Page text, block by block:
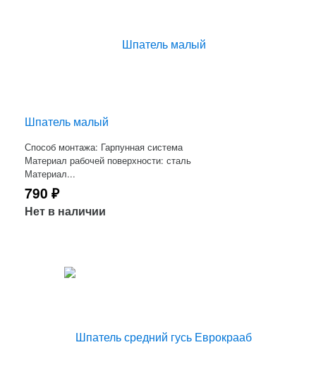
Шпатель малый
Способ монтажа: Гарпунная система
Материал рабочей поверхности: сталь
Материал...
790 ₽
Нет в наличии